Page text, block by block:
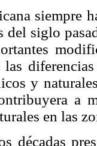
siempre
del siglo
y
a
en las
décadas